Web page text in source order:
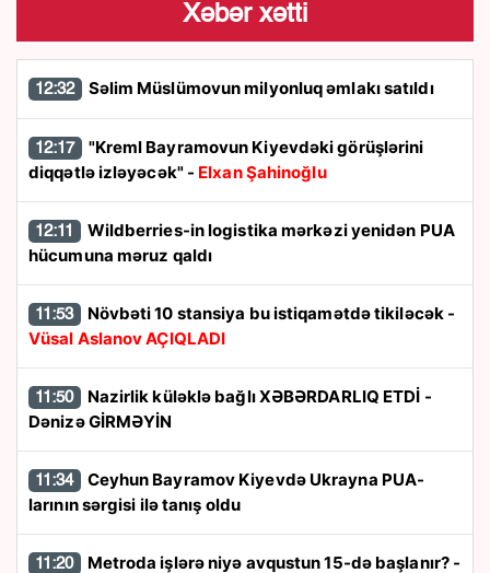
Xəbər xətti
12:32 Səlim Müslümovun milyonluq əmlakı satıldı
12:17
diqqətlə izləyəcək" - Elxan Şahinoğlu
12:11
hücumuna məruz qaldı
11:53
Növbəti 10 stansiya bu istiqamətdə tikiləcək -
Vüsal Aslanov AÇIQLADI
11:50
Dənizə GİRMƏYİN
11:34
larının sərgisi ilə tanış oldu
11:20